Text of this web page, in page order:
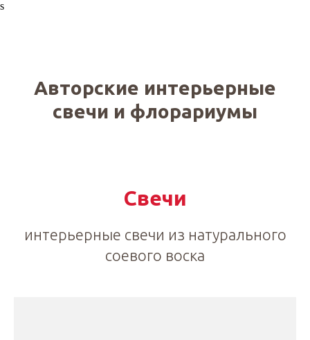
s
Авторские интерьерные
свечи и флорариумы
Свечи
интерьерные свечи из натурального
соевого воска